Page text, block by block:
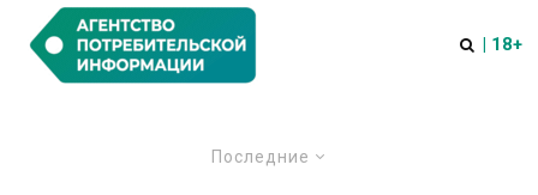
| 18+
Последние